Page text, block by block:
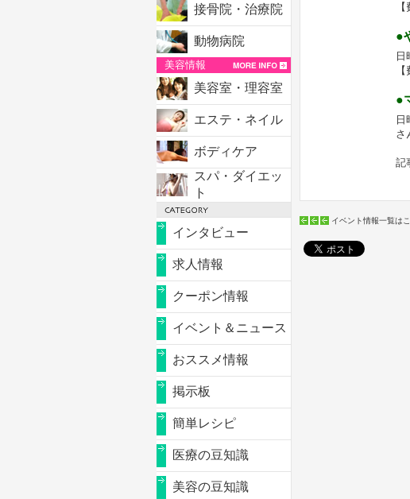
接骨院・治療院
動物病院
美容情報
美容室・理容室
エステ・ネイル
ボディケア
スパ・ダイエッ
ト
インタビュー
求人情報
クーポン情報
イベント＆ニュース
おススメ情報
掲示板
簡単レシピ
医療の豆知識
美容の豆知識
●
●
さ
記
イベント情報一覧は